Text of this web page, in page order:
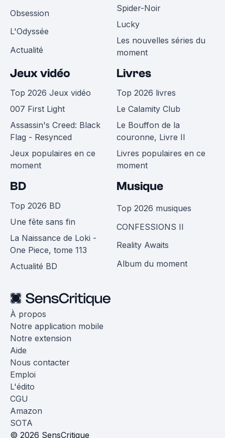
Obsession
L'Odyssée
Actualité
Spider-Noir
Lucky
Les nouvelles séries du
moment
Jeux vidéo
Top 2026 Jeux vidéo
007 First Light
Assassin's Creed: Black
Flag - Resynced
Jeux populaires en ce
moment
Livres
Top 2026 livres
Le Calamity Club
Le Bouffon de la
couronne, Livre II
Livres populaires en ce
moment
BD
Top 2026 BD
Une fête sans fin
La Naissance de Loki -
One Piece, tome 113
Actualité BD
Musique
Top 2026 musiques
CONFESSIONS II
Reality Awaits
Album du moment
À propos
Notre application mobile
Notre extension
Aide
Nous contacter
Emploi
L'édito
CGU
Amazon
SOTA
© 2026 SensCritique